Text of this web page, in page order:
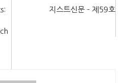
지스트신문 – 제59호